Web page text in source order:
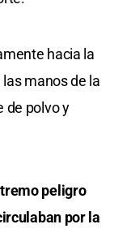
hacia la
manos de la
de polvo y
peligro
por la